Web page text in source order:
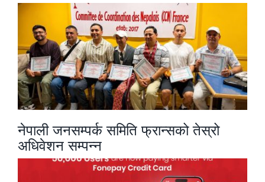
नेपाली जनसम्पर्क समिति फ्रान्सको तेस्रो
अधिवेशन सम्पन्न